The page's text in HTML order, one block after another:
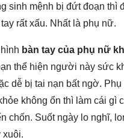
sinh mệnh bị đứt đoạn thì
rất xấu. Nhất là phụ nữ.
bàn tay của phụ nữ
thể hiện người này sức
dễ bị tai nạn bất ngờ.
không ổn thì làm cái gì
chốn. Suốt ngày lo nghĩ,
xuôi.